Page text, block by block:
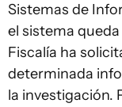
Sistemas de
el sistema
Fiscalía ha
determinada
la investigación.